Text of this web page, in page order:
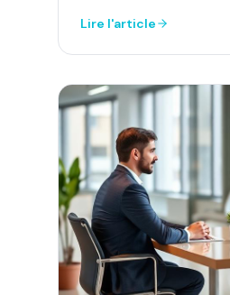
Lire l'article